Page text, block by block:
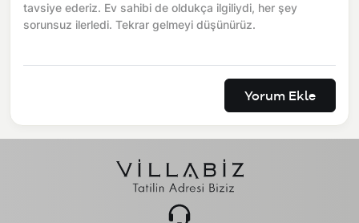
tavsiye ederiz. Ev sahibi de oldukça ilgiliydi, her şey
sorunsuz ilerledi. Tekrar gelmeyi düşünürüz.
Yorum Ekle